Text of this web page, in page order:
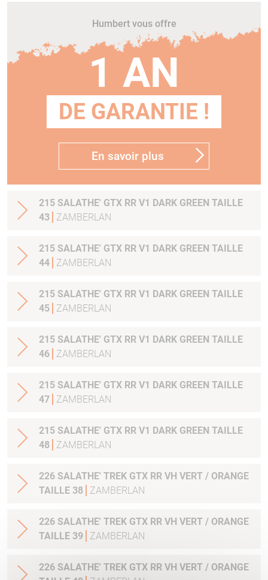
Humbert vous offre
1 AN
DE GARANTIE !
En savoir plus
215 SALATHE' GTX RR V1 DARK GREEN TAILLE
43
ZAMBERLAN
215 SALATHE' GTX RR V1 DARK GREEN TAILLE
44
ZAMBERLAN
215 SALATHE' GTX RR V1 DARK GREEN TAILLE
45
ZAMBERLAN
215 SALATHE' GTX RR V1 DARK GREEN TAILLE
46
ZAMBERLAN
215 SALATHE' GTX RR V1 DARK GREEN TAILLE
47
ZAMBERLAN
215 SALATHE' GTX RR V1 DARK GREEN TAILLE
48
ZAMBERLAN
226 SALATHE' TREK GTX RR VH VERT / ORANGE
TAILLE 38
ZAMBERLAN
226 SALATHE' TREK GTX RR VH VERT / ORANGE
TAILLE 39
ZAMBERLAN
226 SALATHE' TREK GTX RR VH VERT / ORANGE